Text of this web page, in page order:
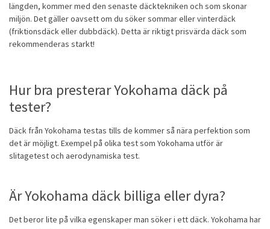
längden, kommer med den senaste däcktekniken och som skonar
miljön. Det gäller oavsett om du söker sommar eller vinterdäck
(friktionsdäckellerdubbdäck). Detta är riktigt prisvärda däck som
rekommenderas starkt!
Hur bra presterar Yokohama däck på
tester?
Däck från Yokohama testas tills de kommer så nära perfektion som
det är möjligt. Exempel på olika test som Yokohama utför är
slitagetest och aerodynamiska test.
Är Yokohama däck billiga eller dyra?
Det beror lite på vilka egenskaper man söker i ett däck. Yokohama har